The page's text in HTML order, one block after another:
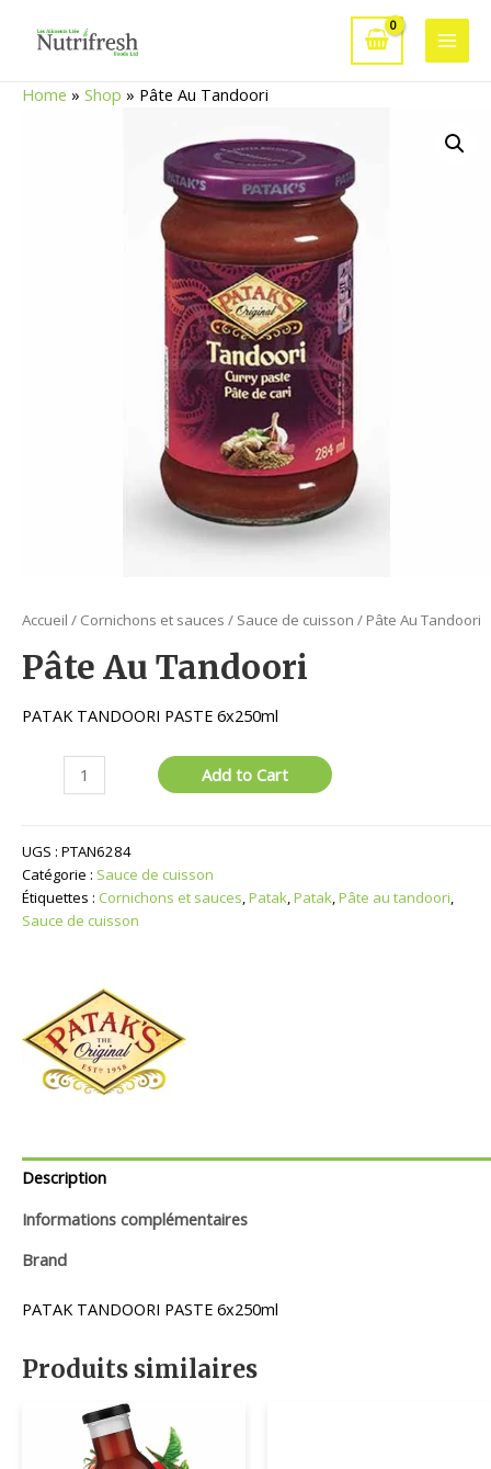
Main
Home » Shop » Pâte Au Tandoori
Accueil / Cornichons et sauces / Sauce de cuisson / Pâte Au Tandoori
Pâte Au Tandoori
PATAK TANDOORI PASTE 6x250ml
quantité
Au
Tandoori
Add to Cart
UGS : PTAN6284
Catégorie : Sauce de cuisson
Étiquettes : Cornichons et sauces,Patak,Patak,Pâte au tandoori,
Sauce de cuisson
Description
Informations complémentaires
Brand
PATAK TANDOORI PASTE 6x250ml
Produits similaires